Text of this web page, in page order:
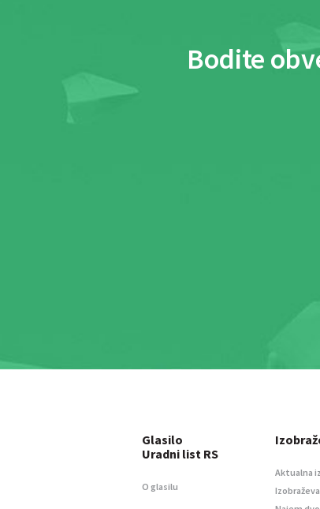
Bodite
Glasilo
Uradni list RS
O glasilu
Aktualna